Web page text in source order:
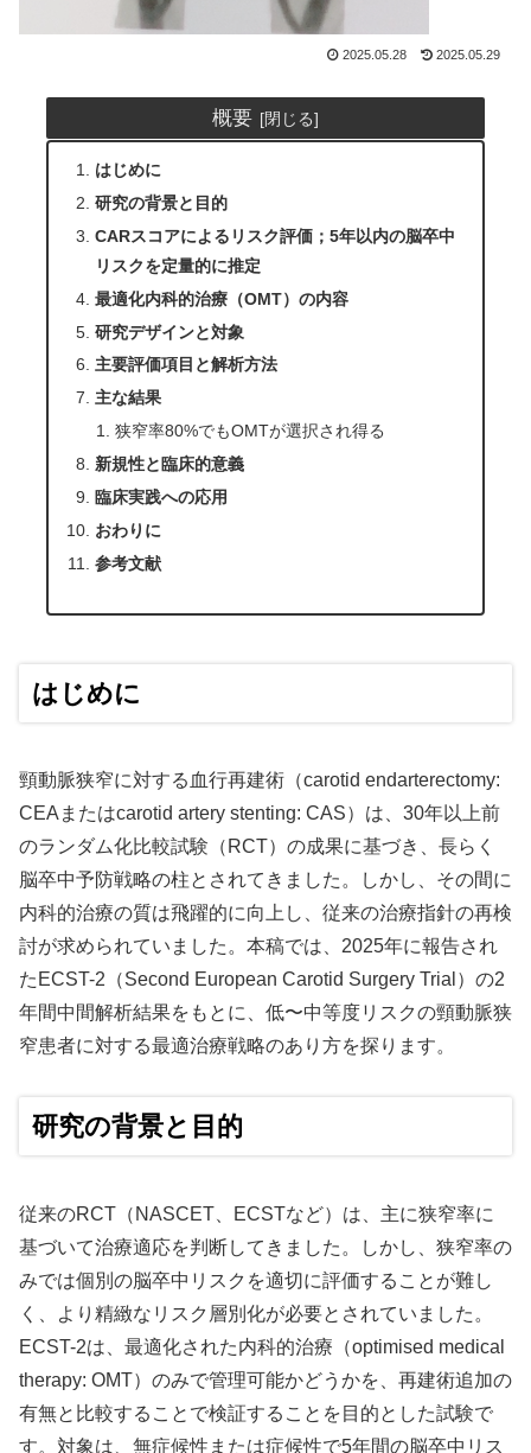
2025.05.28 2025.05.29
概要
はじめに
研究の背景と目的
CARスコアによるリスク評価；5年以内の脳卒中
リスクを定量的に推定
最適化内科的治療（OMT）の内容
研究デザインと対象
主要評価項目と解析方法
主な結果
狭窄率80%でもOMTが選択され得る
新規性と臨床的意義
臨床実践への応用
おわりに
参考文献
はじめに
頸動脈狭窄に対する血行再建術（carotid endarterectomy:
CEAまたはcarotid artery stenting: CAS）は、30年以上前
のランダム化比較試験（RCT）の成果に基づき、長らく
脳卒中予防戦略の柱とされてきました。しかし、その間に
内科的治療の質は飛躍的に向上し、従来の治療指針の再検
討が求められていました。本稿では、2025年に報告され
たECST-2（Second European Carotid Surgery Trial）の2
年間中間解析結果をもとに、低〜中等度リスクの頸動脈狭
窄患者に対する最適治療戦略のあり方を探ります。
研究の背景と目的
従来のRCT（NASCET、ECSTなど）は、主に狭窄率に
基づいて治療適応を判断してきました。しかし、狭窄率の
みでは個別の脳卒中リスクを適切に評価することが難し
く、より精緻なリスク層別化が必要とされていました。
ECST-2は、最適化された内科的治療（optimised medical
therapy: OMT）のみで管理可能かどうかを、再建術追加の
有無と比較することで検証することを目的とした試験で
す。対象は、無症候性または症候性で5年間の脳卒中リス